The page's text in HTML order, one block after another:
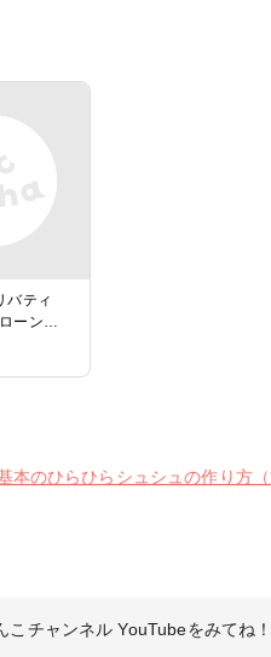
バティ
ーン
のひらひらシュシュの作り方
こチャンネル YouTubeをみてね！